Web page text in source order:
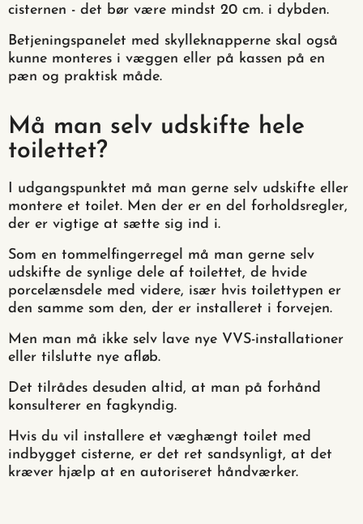
cisternen - det bør være mindst 20 cm. i dybden.
Betjeningspanelet med skylleknapperne skal også
kunne monteres i væggen eller på kassen på en
pæn og praktisk måde.
Må man selv udskifte hele
toilettet?
I udgangspunktet må man gerne selv udskifte eller
montere et toilet. Men der er en del forholdsregler,
der er vigtige at sætte sig ind i.
Som en tommelfingerregel må man gerne selv
udskifte de synlige dele af toilettet, de hvide
porcelænsdele med videre, især hvis toilettypen er
den samme som den, der er installeret i forvejen.
Men man må ikke selv lave nye VVS-installationer
eller tilslutte nye afløb.
Det tilrådes desuden altid, at man på forhånd
konsulterer en fagkyndig.
Hvis du vil installere et væghængt toilet med
indbygget cisterne, er det ret sandsynligt, at det
kræver hjælp at en autoriseret håndværker.